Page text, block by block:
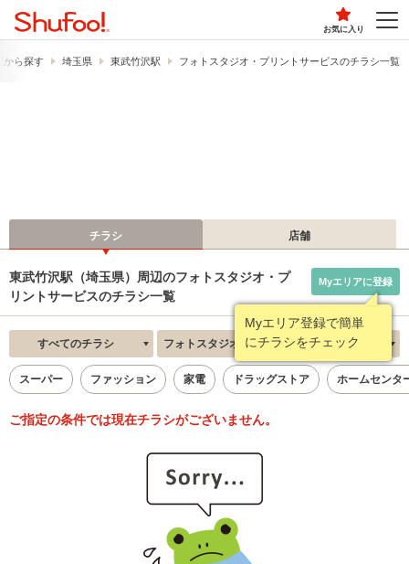
お気に入り
から探す 埼玉県 東武竹沢駅 フォトスタジオ・プリントサービスのチラシ一覧
チラシ 店舗
東武竹沢駅（埼玉県）周辺のフォトスタジオ・プ
リントサービスのチラシ一覧
Myエリア登録で簡単
にチラシをチェック
Myエリアに登録
すべてのチラシ フォトスタジオ・プリントサービス 新着順
スーパー ファッション 家電 ドラッグストア ホームセンタ
ご指定の条件では現在チラシがございません。